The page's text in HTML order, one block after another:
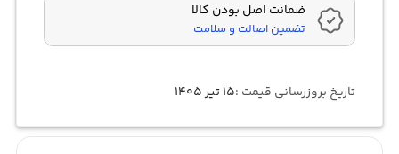
ضمانت اصل بودن کالا
تضمین اصالت و سلامت
تاریخ بروزرسانی قیمت :۱۵ تیر ۱۴۰۵